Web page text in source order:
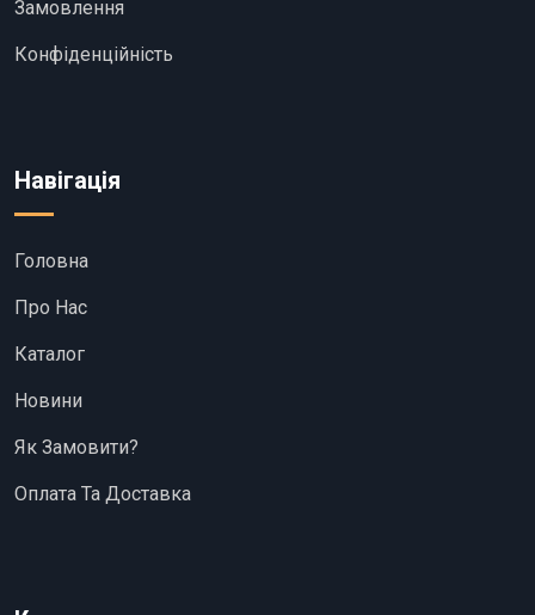
Замовлення
Конфіденційність
Навігація
Головна
Про Нас
Каталог
Новини
Як Замовити?
Оплата Та Доставка